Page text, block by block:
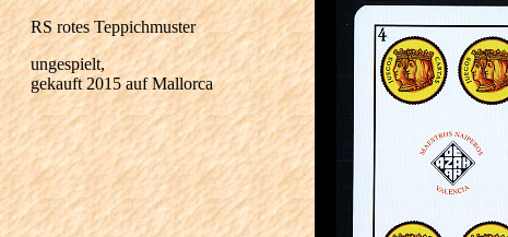
RS rotes Teppichmuster
ungespielt,
gekauft 2015 auf Mallorca